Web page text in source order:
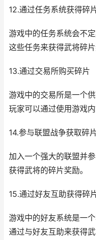
12.通过任务系统获得碎
游戏中的任务系统会不
这些任务来获得武将碎片
13.通过交易所购买碎片
游戏中的交易所是一个
玩家可以通过使用游戏
14.参与联盟战争获取碎
加入一个强大的联盟并
获得武将的碎片奖励。
15.通过好友互助获得碎
游戏中的好友系统是一
通过与好友互助来获得武